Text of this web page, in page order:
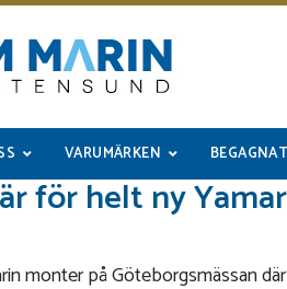
VARUMÄRKEN BEGAGNAT
för helt ny
monter på Göteborgsmässan